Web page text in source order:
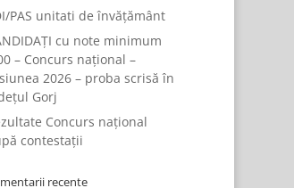
PAS unitati de învățământ
cu note minimum
– Concurs național –
2026 – proba scrisă în
Gorj
Concurs național
contestații
recente